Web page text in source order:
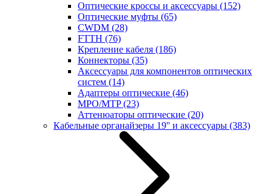
Оптические кроссы и аксессуары (152)
Оптические муфты (65)
CWDM (28)
FTTH (76)
Крепление кабеля (186)
Коннекторы (35)
Аксессуары для компонентов оптических
систем (14)
Адаптеры оптические (46)
MPO/MTP(23)
Аттенюаторы оптические (20)
Кабельные органайзеры 19'' и аксессуары (383)